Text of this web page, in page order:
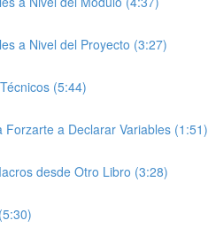
a Nivel del Proyecto (3:27)
(5:44)
Forzarte a Declarar Variables (1:51)
desde Otro Libro (3:28)